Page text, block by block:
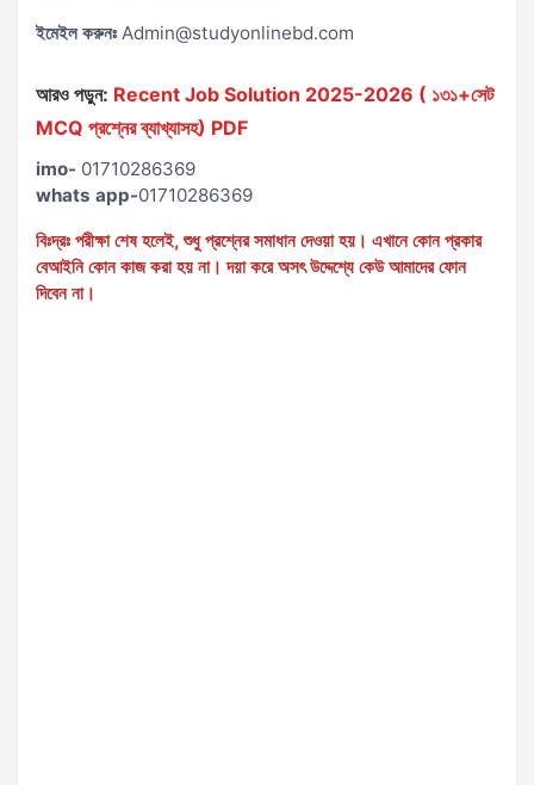
ইমেইল করুনঃ Admin@studyonlinebd.com
আরও পড়ুন: Recent Job Solution 2025-2026 ( ১৩১+সেট
MCQ প্রশ্নের ব্যাখ্যাসহ) PDF
imo- 01710286369
whats app-01710286369
বিঃদ্রঃ পরীক্ষা শেষ হলেই, শুধু প্রশ্নের সমাধান দেওয়া হয়। এখানে কোন প্রকার
বেআইনি কোন কাজ করা হয় না। দয়া করে অসৎ উদ্দেশ্যে কেউ আমাদের ফোন
দিবেন না।